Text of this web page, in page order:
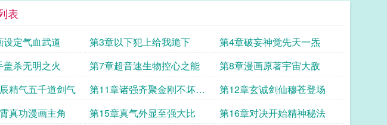
表
设定气血武道 第3章以下犯上给我跪下
第4章破妄神觉先天一炁
杀无明之火 第7章超音速生物控心之能
第8章漫画原著宇宙大敌
精气五千道剑气
第11章诸强齐聚金刚不坏到
场
第12章玄诚剑仙穆苍登场
真功漫画主角 第15章真气外显至强大比
第16章对决开始精神秘法